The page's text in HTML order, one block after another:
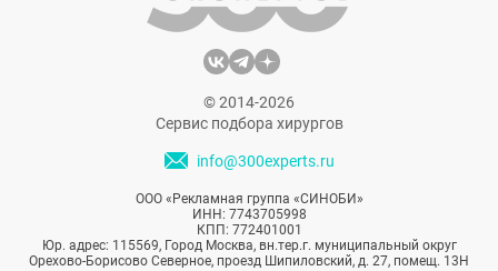
© 2014-2026
Сервис подбора хирургов
info@300experts.ru
ООО «Рекламная группа «СИНОБИ»
ИНН: 7743705998
КПП: 772401001
Юр. адрес: 115569, Город Москва, вн.тер.г. муниципальный округ
Орехово-Борисово Северное, проезд Шипиловский, д. 27, помещ. 13Н